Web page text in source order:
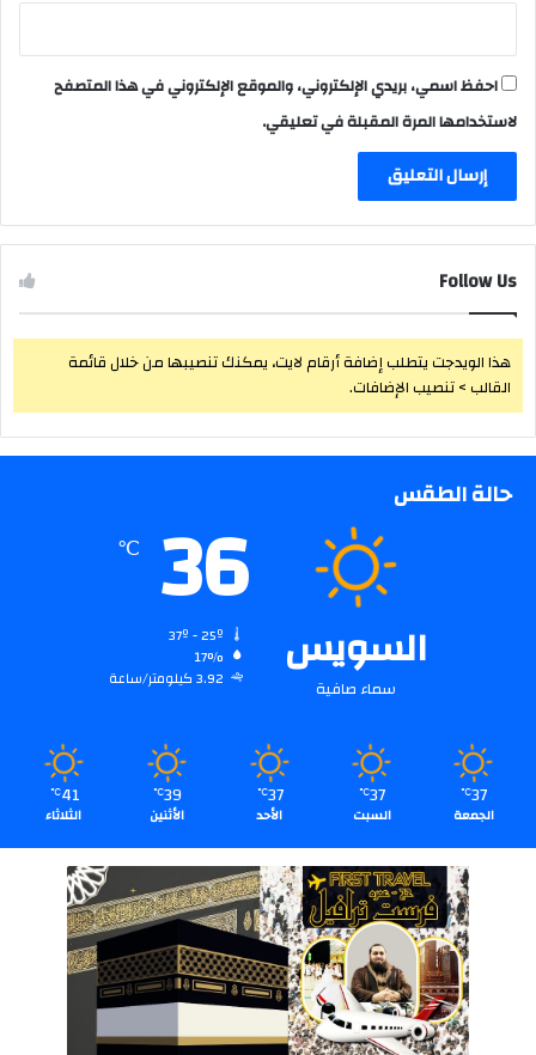
احفظ اسمي، بريدي الإلكتروني، والموقع الإلكتروني في هذا المتصفح
لاستخدامها المرة المقبلة في تعليقي.
Follow Us
هذا الويدجت يتطلب إضافة أرقام لايت، يمكنك تنصيبها من خلال قائمة
القالب > تنصيب الإضافات.
حالة الطقس
السويس
سماء صافية
36
℃
17%
3.92 كيلومتر/ساعة
37
℃
الجمعة
37
℃
السبت
37
℃
الأحد
39
℃
الأثنين
41
℃
الثلاثاء